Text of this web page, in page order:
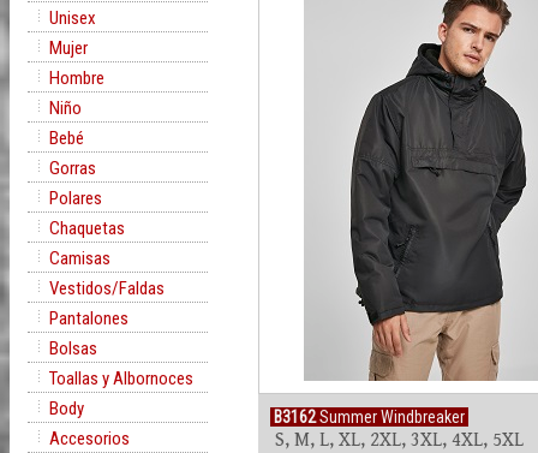
Unisex
Mujer
Hombre
Niño
Bebé
Gorras
Polares
Chaquetas
Camisas
Vestidos/Faldas
Pantalones
Bolsas
Toallas y Albornoces
Body
Accesorios
B3162Summer Windbreaker
S, M, L, XL, 2XL, 3XL, 4XL, 5XL